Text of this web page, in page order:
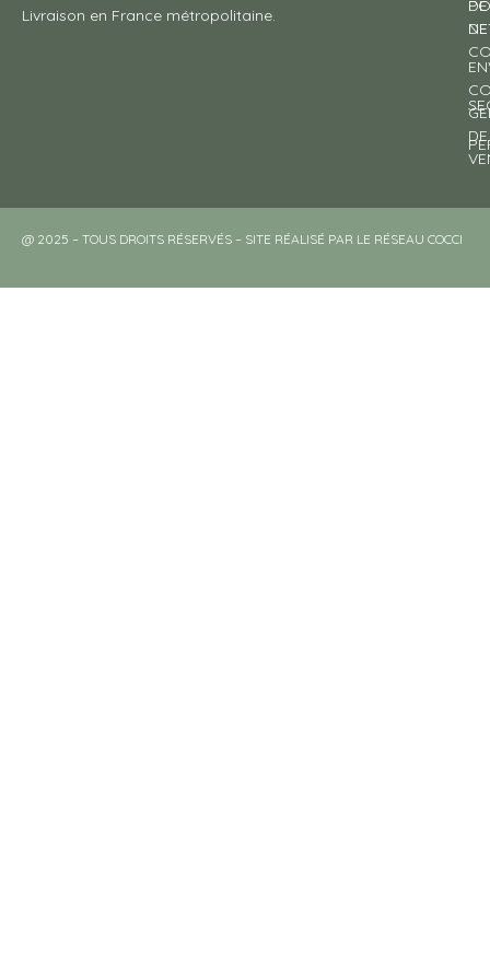
Livraison en France métropolitaine.
DE
DE
DE
@ 2025 – TOUS DROITS RÉSERVÉS – SITE RÉALISÉ PAR LE RÉSEAU COCCI